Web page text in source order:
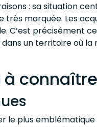
: sa situation
très marquée. Les
C’est précisément
un territoire où
à
le plus